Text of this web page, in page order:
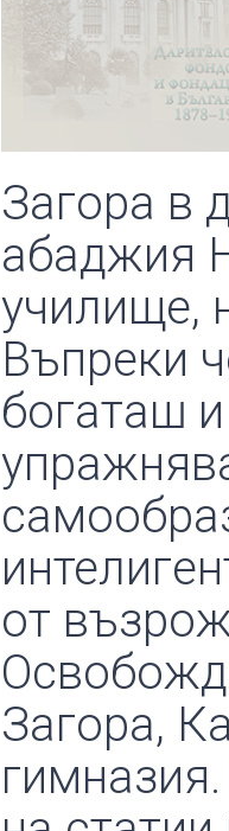
Загора в
абаджия
училище,
Въпреки
богаташ
от
Загора,